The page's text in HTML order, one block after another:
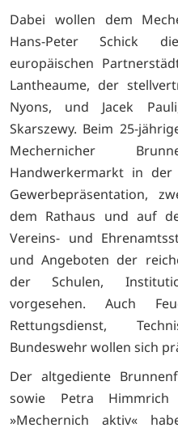
Dabei wollen dem
Hans-Peter Schick
europäischen
Lantheaume, der
Nyons, und Jacek
Skarszewy. Beim 25-
Mechernicher
Handwerkermarkt in der
Gewerbepräsentation,
dem Rathaus und auf
Vereins- und
und Angeboten der
der Schulen,
vorgesehen. Auch
Rettungsdienst,
Bundeswehr wollen sich
Der altgediente
sowie Petra
»Mechernich aktiv«